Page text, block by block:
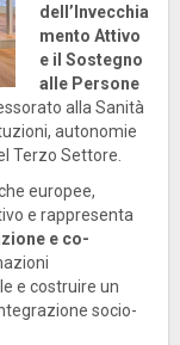
dell’Invecchia
mento Attivo
e il Sostegno
alle Persone
alla Sanità
autonomie
Terzo Settore.
europee,
e rappresenta
e co-
e costruire un
socio-